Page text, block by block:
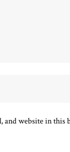
and website in